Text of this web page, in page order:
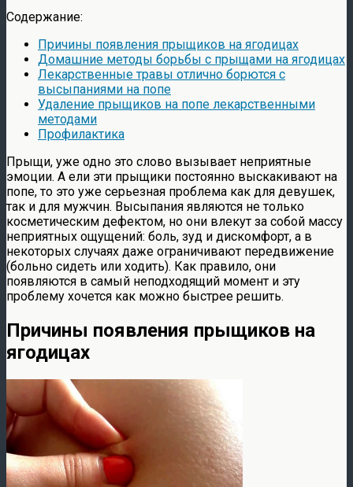
Содержание:
Причины появления прыщиков на ягодицах
Домашние методы борьбы с прыщами на ягодицах
Лекарственные травы отлично борются с
высыпаниями на попе
Удаление прыщиков на попе лекарственными
методами
Профилактика
Прыщи, уже одно это слово вызывает неприятные
эмоции. А ели эти прыщики постоянно выскакивают на
попе, то это уже серьезная проблема как для девушек,
так и для мужчин. Высыпания являются не только
косметическим дефектом, но они влекут за собой массу
неприятных ощущений: боль, зуд и дискомфорт, а в
некоторых случаях даже ограничивают передвижение
(больно сидеть или ходить). Как правило, они
появляются в самый неподходящий момент и эту
проблему хочется как можно быстрее решить.
Причины появления прыщиков на
ягодицах